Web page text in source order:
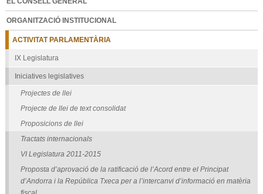
ORGANITZACIÓ INSTITUCIONAL
ACTIVITAT PARLAMENTÀRIA
IX Legislatura
Iniciatives legislatives
Projectes de llei
Projecte de llei de text consolidat
Proposicions de llei
Tractats internacionals
VI Legislatura 2011-2015
Proposta d’aprovació de la ratificació de l’Acord entre el Principat
d’Andorra i la República Txeca per a l’intercanvi d’informació en matèria